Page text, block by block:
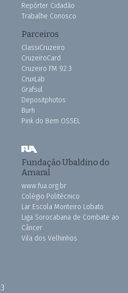
Repórter Cidadão
Trabalhe Conosco
Parceiros
ClassiCruzeiro
CruzeiroCard
Cruzeiro FM 92.3
CruxLab
Grafsul
Depositphotos
Burh
Pink do Bem OSSEL
Fundação Ubaldino do
Amaral
www.fua.org.br
Colégio Politécnico
Lar Escola Monteiro Lobato
Liga Sorocabana de Combate ao
Câncer
Vila dos Velhinhos